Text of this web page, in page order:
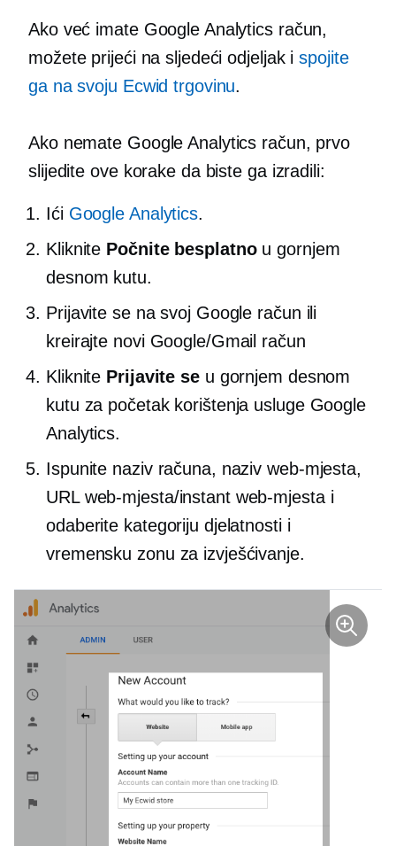
Ako već imate Google Analytics račun,
možete prijeći na sljedeći odjeljak ispojite
ga na svoju Ecwid trgovinu.
Ako nemate Google Analytics račun, prvo
slijedite ove korake da biste ga izradili:
Ići Google Analytics.
Kliknite Počnite besplatnou gornjem
desnom kutu.
Prijavite se na svoj Google račun ili
kreirajte novi Google/Gmail račun
Kliknite Prijavite seu gornjem desnom
kutu za početak korištenja usluge Google
Analytics.
Ispunite naziv računa, naziv web-mjesta,
URL web-mjesta/instant web-mjesta i
odaberite kategoriju djelatnosti i
vremensku zonu za izvješćivanje.